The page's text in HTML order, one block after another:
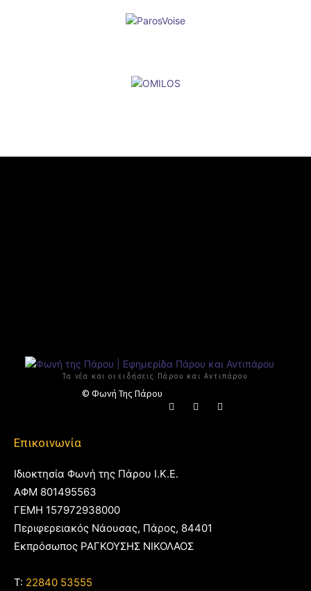
Τα νέα και οι ειδήσεις Πάρου και Αντιπάρου
© Φωνή Της Πάρου
Επικοινωνία
Ιδιοκτησία Φωνή της Πάρου Ι.Κ.Ε.
ΑΦΜ 801495563
ΓΕΜΗ 157972938000
Περιφερειακός Νάουσας, Πάρος, 84401
Εκπρόσωπος ΡΑΓΚΟΥΣΗΣ ΝΙΚΟΛΑΟΣ
T: 22840 53555